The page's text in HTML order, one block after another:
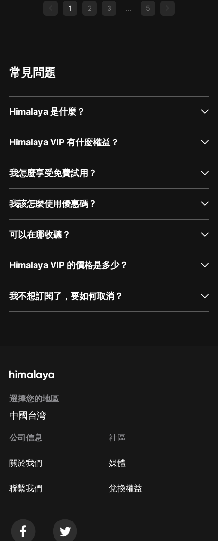
1 2 3 ... 5
常見問題
Himalaya 是什麼？
Himalaya VIP 有什麼權益？
我怎麼享受免費試用？
我該怎麼使用優惠碼？
可以在哪收聽？
Himalaya VIP 的價格是多少？
我不想訂閱了，要如何取消？
方法 Google Play取消訂閱方法
選擇您的地區
中國台湾
公司信息
關於我們
聯繫我們
社區
媒體
兌換權益